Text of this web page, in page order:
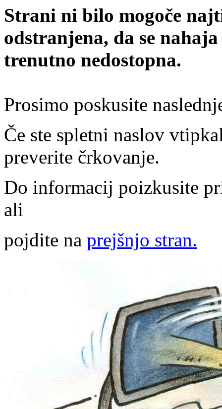
Strani ni bilo mogoče
odstranjena, da se
trenutno nedostopna.
Prosimo poskusite
Če ste spletni naslov
preverite črkovanje.
Do informacij poizkusite
ali
pojdite na prejšnjo stran.